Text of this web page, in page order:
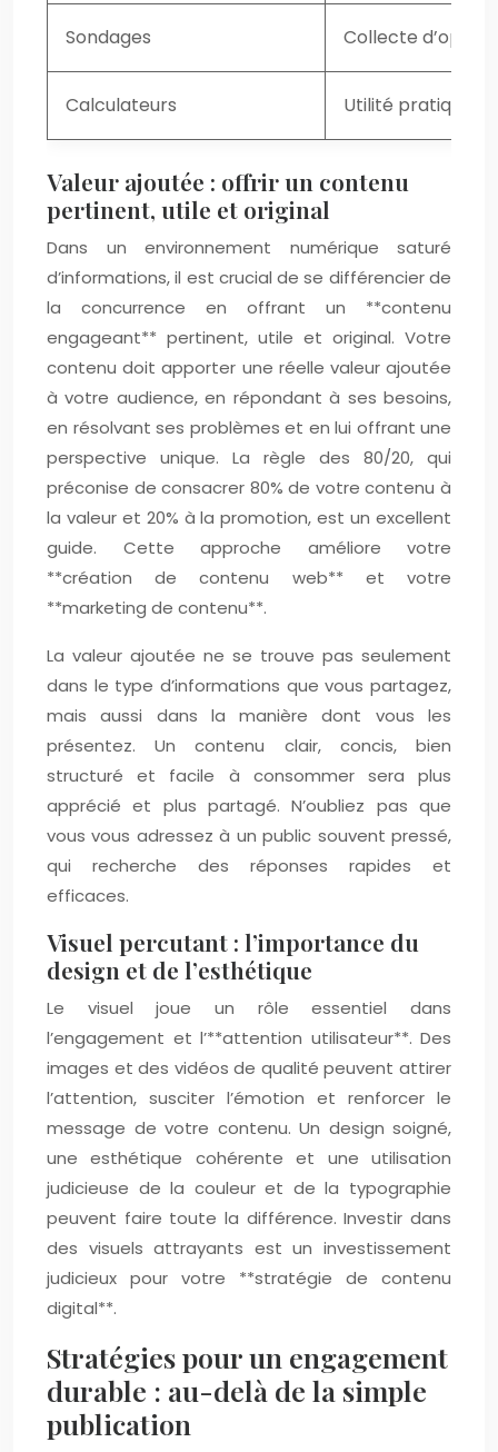
Sondages Collecte
Calculateurs Utilité pratique,
Valeur ajoutée : offrir un contenu
pertinent, utile et original
Dans un environnement numérique saturé
d’informations, il est crucial de se différencier de
la concurrence en offrant un **contenu
engageant** pertinent, utile et original. Votre
contenu doit apporter une réelle valeur ajoutée
à votre audience, en répondant à ses besoins,
en résolvant ses problèmes et en lui offrant une
perspective unique. La règle des 80/20, qui
préconise de consacrer 80% de votre contenu à
la valeur et 20% à la promotion, est un excellent
guide. Cette approche améliore votre
**création de contenu web** et votre
**marketing de contenu**.
La valeur ajoutée ne se trouve pas seulement
dans le type d’informations que vous partagez,
mais aussi dans la manière dont vous les
présentez. Un contenu clair, concis, bien
structuré et facile à consommer sera plus
apprécié et plus partagé. N’oubliez pas que
vous vous adressez à un public souvent pressé,
qui recherche des réponses rapides et
efficaces.
Visuel percutant : l’importance du
design et de l’esthétique
Le visuel joue un rôle essentiel dans
l’engagement et l’**attention utilisateur**. Des
images et des vidéos de qualité peuvent attirer
l’attention, susciter l’émotion et renforcer le
message de votre contenu. Un design soigné,
une esthétique cohérente et une utilisation
judicieuse de la couleur et de la typographie
peuvent faire toute la différence. Investir dans
des visuels attrayants est un investissement
judicieux pour votre **stratégie de contenu
digital**.
Stratégies pour un engagement
durable : au-delà de la simple
publication